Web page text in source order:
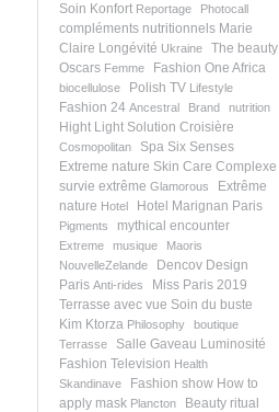
Soin Konfort Reportage Photocall
compléments nutritionnels Marie
Claire Longévité Ukraine
The beauty
Oscars Femme Fashion One Africa
biocellulose Polish TV Lifestyle
Fashion 24 Ancestral Brand nutrition
Hight Light Solution Croisière
Cosmopolitan
Spa Six Senses
Extreme nature Skin Care Complexe
survie extrême Glamorous
Extrême
nature Hotel Hotel Marignan Paris
Pigments mythical encounter
Extreme musique
Maoris
NouvelleZelande
Dencov Design
Paris Anti-rides
Miss Paris 2019
Terrasse avec vue Soin du buste
Kim Ktorza Philosophy
boutique
Terrasse
Salle Gaveau Luminosité
Fashion Television Health
Skandinave
Fashion show How to
apply mask Plancton
Beauty ritual